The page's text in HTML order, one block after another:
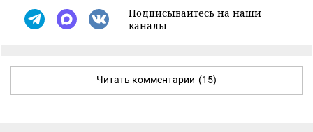
Подписывайтесь на наши
каналы
Читать комментарии (15)